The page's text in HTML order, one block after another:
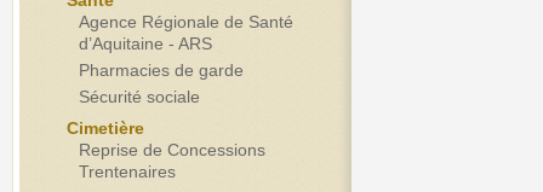
Agence Régionale de Santé
d’Aquitaine - ARS
Pharmacies de garde
Sécurité sociale
Cimetière
Reprise de Concessions
Trentenaires